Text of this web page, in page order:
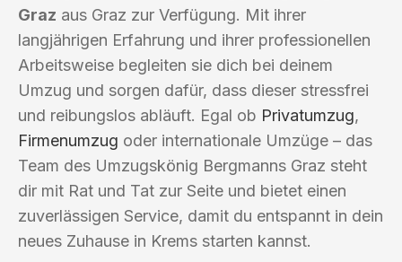
Graz aus Graz zur Verfügung. Mit ihrer
langjährigen Erfahrung und ihrer professionellen
Arbeitsweise begleiten sie dich bei deinem
Umzug und sorgen dafür, dass dieser stressfrei
und reibungslos abläuft. Egal ob Privatumzug,
Firmenumzug oder internationale Umzüge – das
Team des Umzugskönig Bergmanns Graz steht
dir mit Rat und Tat zur Seite und bietet einen
zuverlässigen Service, damit du entspannt in dein
neues Zuhause in Krems starten kannst.